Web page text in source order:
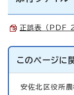
正誤表 （PDF
このページに
安佐北区役所